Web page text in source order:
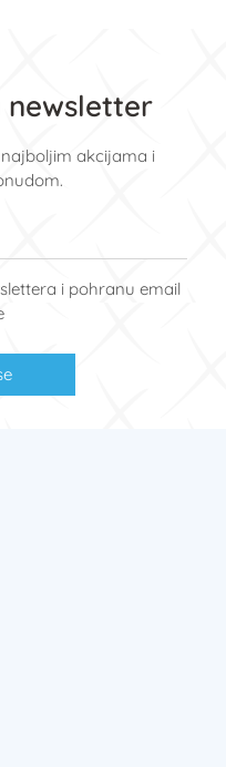
newsletter
akcijama i
i pohranu email